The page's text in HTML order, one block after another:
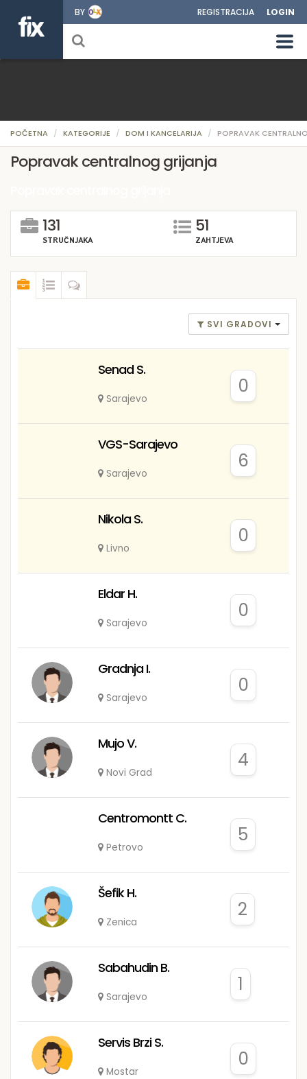
BY REGISTRACIJA LOGIN
POČETNA KATEGORIJE DOM I KANCELARIJA POPRAVAK
Popravak centralnog grijanja
131
STRUČNJAKA
51
ZAHTJEVA
SVI GRADOVI
Senad S.
Sarajevo
0
VGS-Sarajevo
Sarajevo
6
Nikola S.
Livno
0
Eldar H.
Sarajevo
0
Gradnja I.
Sarajevo
0
Mujo V.
Novi Grad
4
Centromontt C.
Petrovo
5
Šefik H.
Zenica
2
Sabahudin B.
Sarajevo
1
Servis Brzi S.
Mostar
0